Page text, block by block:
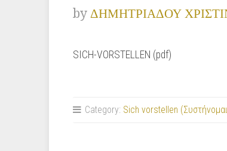
by ΔΗΜΗΤΡΙΑΔΟΥ
SICH-VORSTELLEN (pdf)
Category: Sich vorstellen